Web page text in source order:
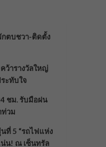
กตบชวา-ติดตั้ง
ว้ารางวัลใหญ่
ะทับใจ
ชม. รับมือฝน
ท่วม
นที่ 5 “รถไฟแห่ง
น่น! ณ เซ็นทรัล